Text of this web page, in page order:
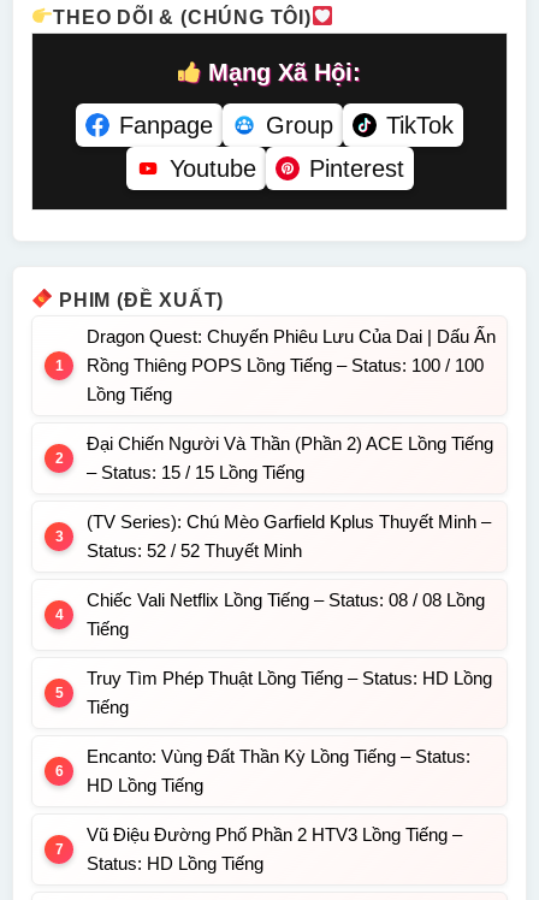
THEO DÕI & (CHÚNG TÔI)
Mạng Xã Hội:
Fanpage
Group
TikTok
Youtube
Pinterest
PHIM (ĐỀ XUẤT)
Dragon Quest: Chuyến Phiêu Lưu Của Dai | Dấu Ấn
Rồng Thiêng POPS Lồng Tiếng – Status: 100 / 100
Lồng Tiếng
Đại Chiến Người Và Thần (Phần 2) ACE Lồng Tiếng
– Status: 15 / 15 Lồng Tiếng
(TV Series): Chú Mèo Garfield Kplus Thuyết Minh –
Status: 52 / 52 Thuyết Minh
Chiếc Vali Netflix Lồng Tiếng – Status: 08 / 08 Lồng
Tiếng
Truy Tìm Phép Thuật Lồng Tiếng – Status: HD Lồng
Tiếng
Encanto: Vùng Đất Thần Kỳ Lồng Tiếng – Status:
HD Lồng Tiếng
Vũ Điệu Đường Phố Phần 2 HTV3 Lồng Tiếng –
Status: HD Lồng Tiếng